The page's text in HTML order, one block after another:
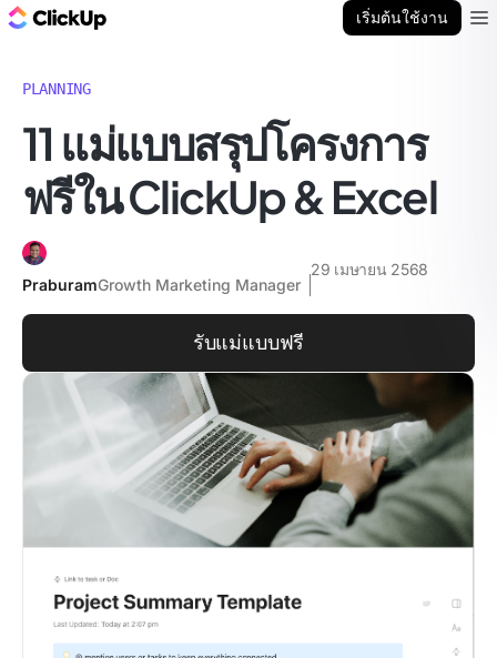
เริ่มต้นใช้งาน
PLANNING
11 แม่แบบสรุปโครงการ
ฟรีใน ClickUp & Excel
PraburamGrowth Marketing Manager
29 เมษายน 2568
รับแม่แบบฟรี